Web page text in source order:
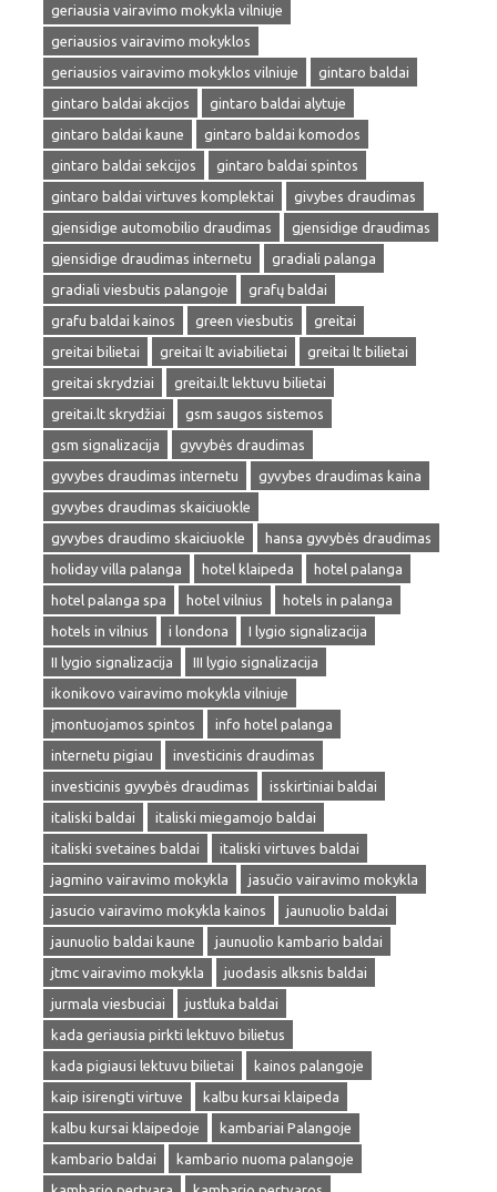
geriausia vairavimo mokykla vilniuje
geriausios vairavimo mokyklos
geriausios vairavimo mokyklos vilniuje
gintaro baldai
gintaro baldai akcijos
gintaro baldai alytuje
gintaro baldai kaune
gintaro baldai komodos
gintaro baldai sekcijos
gintaro baldai spintos
gintaro baldai virtuves komplektai
givybes draudimas
gjensidige automobilio draudimas
gjensidige draudimas
gjensidige draudimas internetu
gradiali palanga
gradiali viesbutis palangoje
grafų baldai
grafu baldai kainos
green viesbutis
greitai
greitai bilietai
greitai lt aviabilietai
greitai lt bilietai
greitai skrydziai
greitai.lt lektuvu bilietai
greitai.lt skrydžiai
gsm saugos sistemos
gsm signalizacija
gyvybės draudimas
gyvybes draudimas internetu
gyvybes draudimas kaina
gyvybes draudimas skaiciuokle
gyvybes draudimo skaiciuokle
hansa gyvybės draudimas
holiday villa palanga
hotel klaipeda
hotel palanga
hotel palanga spa
hotel vilnius
hotels in palanga
hotels in vilnius
i londona
I lygio signalizacija
II lygio signalizacija
III lygio signalizacija
ikonikovo vairavimo mokykla vilniuje
įmontuojamos spintos
info hotel palanga
internetu pigiau
investicinis draudimas
investicinis gyvybės draudimas
isskirtiniai baldai
italiski baldai
italiski miegamojo baldai
italiski svetaines baldai
italiski virtuves baldai
jagmino vairavimo mokykla
jasučio vairavimo mokykla
jasucio vairavimo mokykla kainos
jaunuolio baldai
jaunuolio baldai kaune
jaunuolio kambario baldai
jtmc vairavimo mokykla
juodasis alksnis baldai
jurmala viesbuciai
justluka baldai
kada geriausia pirkti lektuvo bilietus
kada pigiausi lektuvu bilietai
kainos palangoje
kaip isirengti virtuve
kalbu kursai klaipeda
kalbu kursai klaipedoje
kambariai Palangoje
kambario baldai
kambario nuoma palangoje